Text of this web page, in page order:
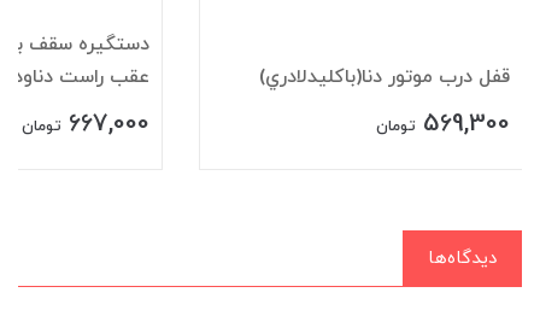
قفل درب موتور دنا(باکليدلادري)
569,300 تومان
دستگيره سقف
عقب راست
667,000 تومان
دیدگاه‌ها